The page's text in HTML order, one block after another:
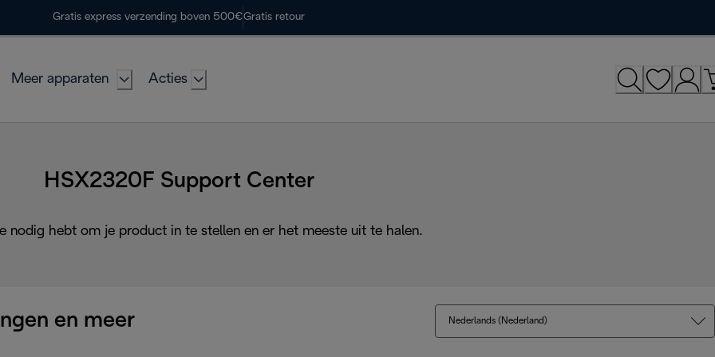
Gratis express verzending boven 500€Gratis retour
Meer apparaten Acties
HSX2320F Support Center
nodig hebt om je product in te stellen en er het meeste uit te halen.
en meer Nederlands (Nederland)